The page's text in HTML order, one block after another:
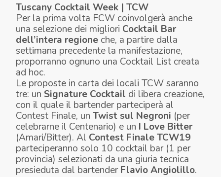
Tuscany Cocktail Week | TCW
Per la prima volta FCW coinvolgerà anche
una selezione dei migliori Cocktail Bar
dell’intera regione che, a partire dalla
settimana precedente la manifestazione,
proporranno ognuno una Cocktail List creata
ad hoc.
Le proposte in carta dei locali TCW saranno
tre: un Signature Cocktail di libera creazione,
con il quale il bartender parteciperà al
Contest Finale, un Twist sul Negroni (per
celebrarne il Centenario) e un I Love Bitter
(Amari/Bitter). Al Contest FinaleTCW19
parteciperanno solo 10 cocktail bar (1 per
provincia) selezionati da una giuria tecnica
presieduta dal bartenderFlavio Angiolillo.